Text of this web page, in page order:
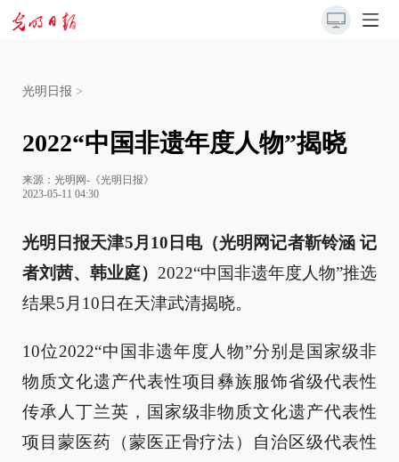
光明日报 >
2022“中国非遗年度人物”揭晓
来源： 光明网-《光明日报》
2023-05-11 04:30
光明日报天津5月10日电（光明网记者靳铃涵 记
者刘茜、韩业庭） 2022“中国非遗年度人物”推选
结果5月10日在天津武清揭晓。
10位2022“中国非遗年度人物”分别是国家级非
物质文化遗产代表性项目彝族服饰省级代表性
传承人丁兰英，国家级非物质文化遗产代表性
项目蒙医药（蒙医正骨疗法）自治区级代表性